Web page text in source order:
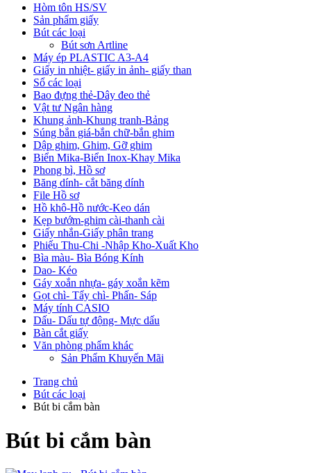
Hòm tôn HS/SV
Sản phẩm giấy
Bút các loại
Bút sơn Artline
Máy ép PLASTIC A3-A4
Giấy in nhiệt- giấy in ảnh- giấy than
Sổ các loại
Bao đựng thẻ-Dây đeo thẻ
Vật tư Ngân hàng
Khung ảnh-Khung tranh-Bảng
Súng bắn giá-bắn chữ-bắn ghim
Dập ghim, Ghim, Gỡ ghim
Biển Mika-Biển Inox-Khay Mika
Phong bì, Hồ sơ
Băng dính- cắt băng dính
File Hồ sơ
Hồ khô-Hồ nước-Keo dán
Kẹp bướm-ghim cài-thanh cài
Giấy nhắn-Giấy phân trang
Phiếu Thu-Chi -Nhập Kho-Xuất Kho
Bìa màu- Bìa Bóng Kính
Dao- Kéo
Gáy xoắn nhựa- gáy xoắn kẽm
Gọt chì- Tẩy chì- Phấn- Sáp
Máy tính CASIO
Dấu- Dấu tự động- Mực dấu
Bàn cắt giấy
Văn phòng phẩm khác
Sản Phẩm Khuyến Mãi
Trang chủ
Bút các loại
Bút bi cắm bàn
Bút bi cắm bàn